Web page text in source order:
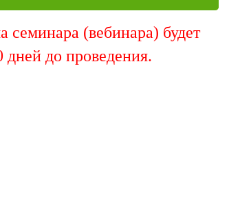
семинара (вебинара) будет
дней до проведения.